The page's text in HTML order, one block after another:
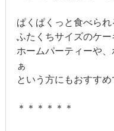
ぱくぱくっと食べられ
ふたくちサイズのケー
ホームパーティーや
ぁ
という方にもおすすめ
＊＊＊＊＊＊